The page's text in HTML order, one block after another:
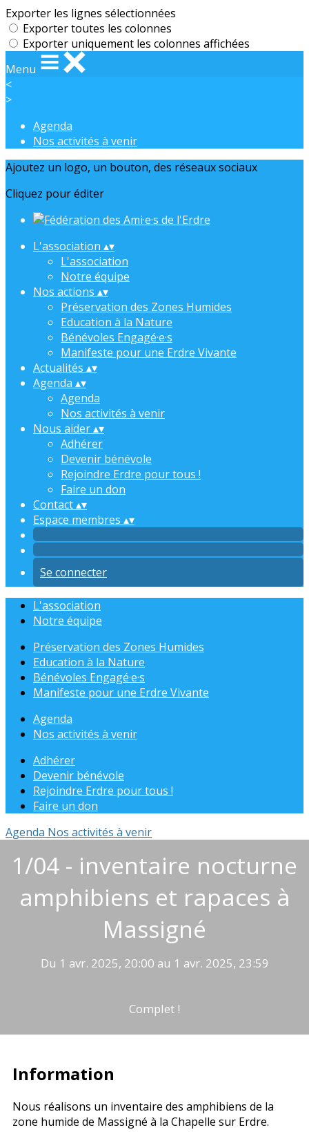
Exporter les lignes sélectionnées
Exporter toutes les colonnes
Exporter uniquement les colonnes affichées
Menu
<
>
Agenda
Nos activités à venir
Ajoutez un logo, un bouton, des réseaux sociaux
Cliquez pour éditer
L'association ▴▾
L'association
Notre équipe
Nos actions ▴▾
Préservation des Zones Humides
Education à la Nature
Bénévoles Engagé·e·s
Manifeste pour une Erdre Vivante
Actualités ▴▾
Agenda ▴▾
Agenda
Nos activités à venir
Nous aider▴▾
Adhérer
Devenir bénévole
Rejoindre Erdre pour tous !
Faire un don
Contact▴▾
Espace membres ▴▾
Se connecter
L'association
Notre équipe
Préservation des Zones Humides
Education à la Nature
Bénévoles Engagé·e·s
Manifeste pour une Erdre Vivante
Agenda
Nos activités à venir
Adhérer
Devenir bénévole
Rejoindre Erdre pour tous !
Faire un don
Agenda Nos activités à venir
1/04 - inventaire nocturne
amphibiens et rapaces à
Massigné
Du 1 avr. 2025, 20:00 au 1 avr. 2025, 23:59
Complet !
Information
Nous réalisons un inventaire des amphibiens de la
zone humide de Massigné à la Chapelle sur Erdre.